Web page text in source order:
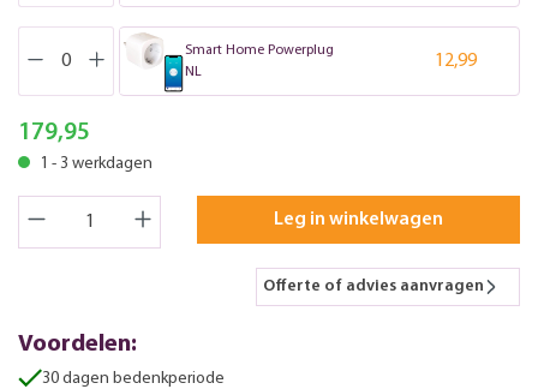
Smart Home Powerplug
NL
12,99
179,95
1 - 3 werkdagen
Leg in winkelwagen
Offerte of advies aanvragen
Voordelen:
30 dagen bedenkperiode